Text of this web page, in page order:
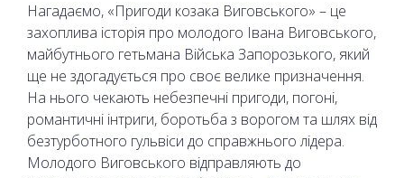
Нагадаємо, «Пригоди козака Виговського» – це
захоплива історія про молодого Івана Виговського,
майбутнього гетьмана Війська Запорозького, який
ще не здогадується про своє велике призначення.
На нього чекають небезпечні пригоди, погоні,
романтичні інтриги, боротьба з ворогом та шлях від
безтурботного гульвіси до справжнього лідера.
Молодого Виговського відправляють до